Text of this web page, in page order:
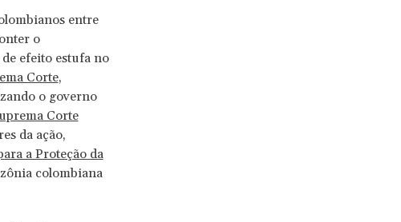
entre
o
efeito estufa no
Corte,
o governo
Corte
da ação,
a Proteção da
colombiana